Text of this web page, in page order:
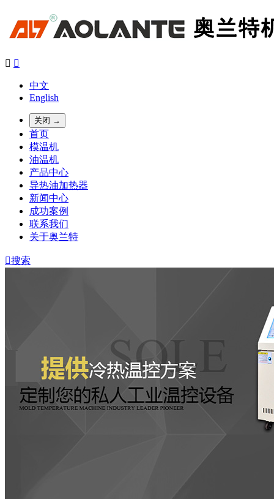
 
中文
English
关闭 →
首页
模温机
油温机
产品中心
导热油加热器
新闻中心
成功案例
联系我们
关于奥兰特
搜索